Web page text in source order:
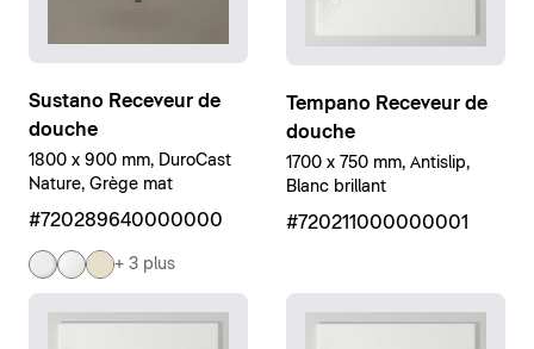
Sustano Receveur de
douche
1800 x 900 mm, DuroCast
Nature, Grège mat
#720289640000000
+ 3 plus
Tempano Receveur de
douche
1700 x 750 mm, Antislip,
Blanc brillant
#720211000000001